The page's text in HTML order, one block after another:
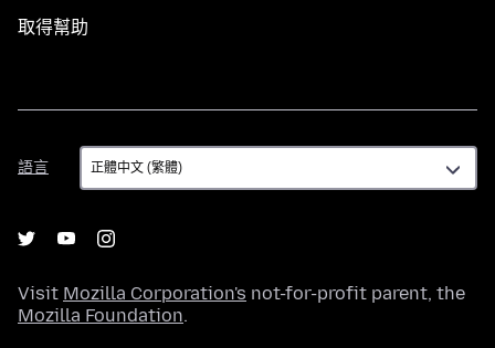
取得幫助
語言
語
言
Visit Mozilla Corporation's not-for-profit parent, the
Mozilla Foundation.